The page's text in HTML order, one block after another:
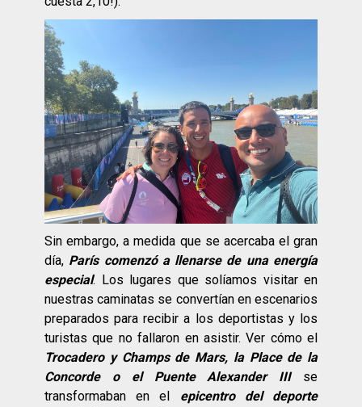
Sin embargo, a medida que se acercaba el gran
día, París comenzó a llenarse de una energía
especial. Los lugares que solíamos visitar en
nuestras caminatas se convertían en escenarios
preparados para recibir a los deportistas y los
turistas que no fallaron en asistir. Ver cómo el
Trocadero y Champs de Mars, la Place de la
Concorde o el Puente Alexander IIIse
transformaban en el epicentro del deporte